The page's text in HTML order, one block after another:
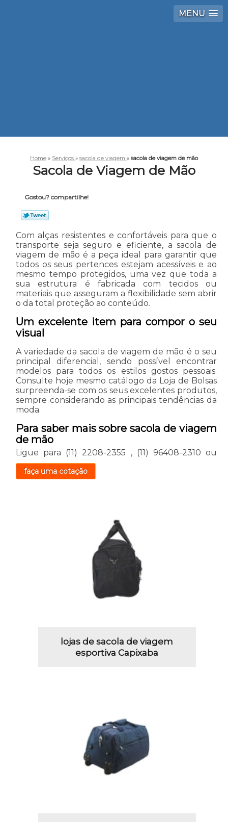
MENU
Home » Serviços » sacola de viagem » sacola de viagem de mão
Sacola de Viagem de Mão
Gostou? compartilhe!
Com alças resistentes e confortáveis para que o
transporte seja seguro e eficiente, a sacola de
viagem de mão é a peça ideal para garantir que
todos os seus pertences estejam acessíveis e ao
mesmo tempo protegidos, uma vez que toda a
sua estrutura é fabricada com tecidos ou
materiais que asseguram a flexibilidade sem abrir
o da total proteção ao conteúdo.
Um excelente item para compor o seu
visual
A variedade da sacola de viagem de mão é o seu
principal diferencial, sendo possível encontrar
modelos para todos os estilos gostos pessoais.
Consulte hoje mesmo catálogo da Loja de Bolsas
surpreenda-se com os seus excelentes produtos,
sempre considerando as principais tendências da
moda.
Para saber mais sobre sacola de viagem
de mão
Ligue para (11) 2208-2355 , (11) 96408-2310 ou
faça uma cotação
lojas de sacola de viagem
esportiva Capixaba